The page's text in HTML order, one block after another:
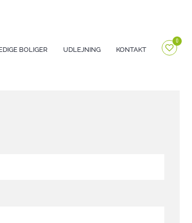
BOLIGER UDLEJNING KONTAKT
0